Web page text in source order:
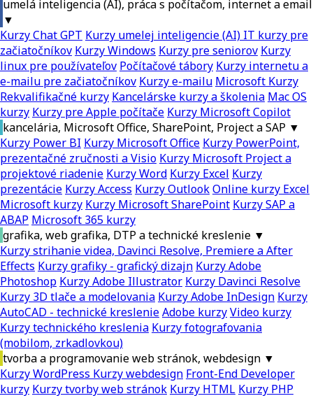
umelá inteligencia (AI), práca s počítačom, internet a email
▼
Kurzy Chat GPT Kurzy umelej inteligencie (AI) IT kurzy pre
začiatočníkov Kurzy Windows Kurzy pre seniorov Kurzy
linux pre používateľov Počítačové tábory Kurzy internetu a
e-mailu pre začiatočníkov Kurzy e-mailu Microsoft Kurzy
Rekvalifikačné kurzy Kancelárske kurzy a školenia Mac OS
kurzy Kurzy pre Apple počítače Kurzy Microsoft Copilot
kancelária, Microsoft Office, SharePoint, Project a SAP ▼
Kurzy Power BI Kurzy Microsoft Office Kurzy PowerPoint,
prezentačné zručnosti a Visio Kurzy Microsoft Project a
projektové riadenie Kurzy Word Kurzy Excel Kurzy
prezentácie Kurzy Access Kurzy OutlookOnline kurzy Excel
Microsoft kurzy Kurzy Microsoft SharePoint Kurzy SAP a
ABAP Microsoft 365 kurzy
grafika, web grafika, DTP a technické kreslenie ▼
Kurzy strihanie videa, Davinci Resolve, Premiere a After
Effects Kurzy grafiky - grafický dizajn Kurzy Adobe
Photoshop Kurzy Adobe Illustrator Kurzy Davinci Resolve
Kurzy 3D tlače a modelovania Kurzy Adobe InDesign Kurzy
AutoCAD - technické kreslenieAdobe kurzyVideo kurzy
Kurzy technického kreslenia Kurzy fotografovania
(mobilom, zrkadlovkou)
tvorba a programovanie web stránok, webdesign ▼
Kurzy WordPress Kurzy webdesign Front-End Developer
kurzy Kurzy tvorby web stránok Kurzy HTML Kurzy PHP